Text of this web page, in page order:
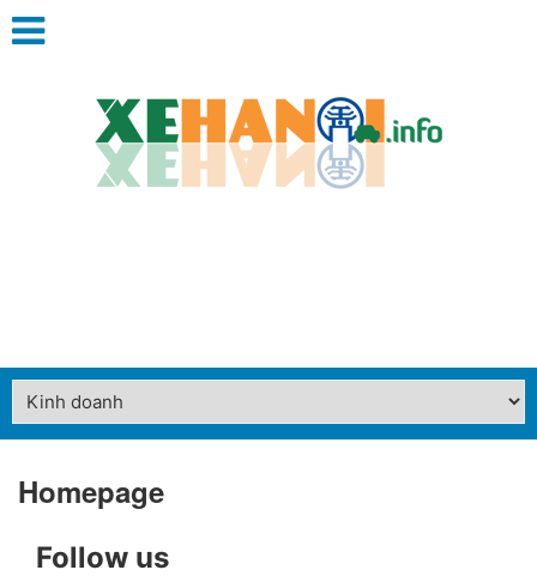
Homepage
Follow us